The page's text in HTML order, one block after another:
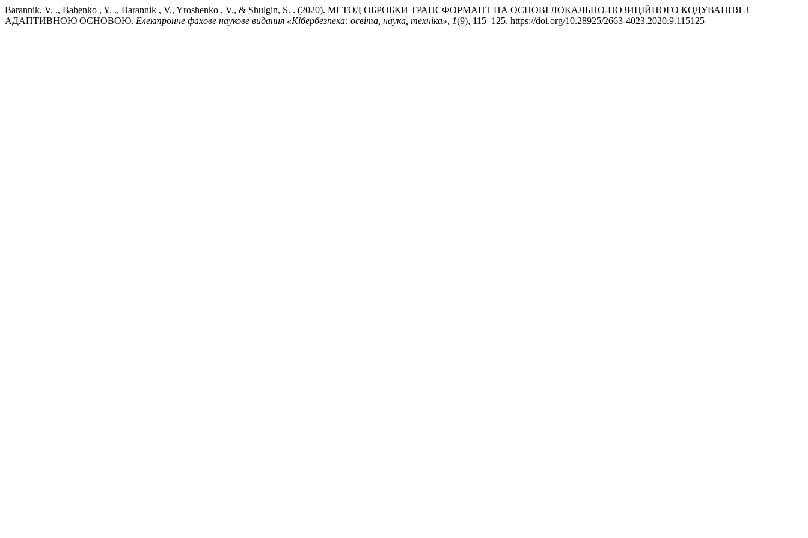
Barannik, V. ., Babenko , Y. ., Barannik , V., Yroshenko , V., & Shulgin, S. . (2020). МЕТОД ОБРОБКИ ТРАНСФОРМАНТ НА ОСНОВІ ЛОКАЛЬНО-ПОЗИЦІЙНОГО КОДУВАННЯ З
АДАПТИВНОЮ ОСНОВОЮ. Електронне фахове наукове видання «Кібербезпека: освіта, наука, техніка», 1(9), 115–125. https://doi.org/10.28925/2663-4023.2020.9.115125